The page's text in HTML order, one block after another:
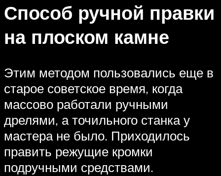
Способ ручной правки
на плоском камне
Этим методом пользовались еще в
старое советское время, когда
массово работали ручными
дрелями, а точильного станка у
мастера не было. Приходилось
править режущие кромки
подручными средствами.